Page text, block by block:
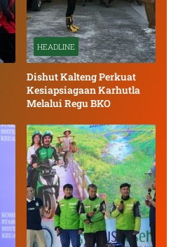
HEADLINE
Dishut Kalteng Perkuat
Kesiapsiagaan Karhutla
Melalui Regu BKO